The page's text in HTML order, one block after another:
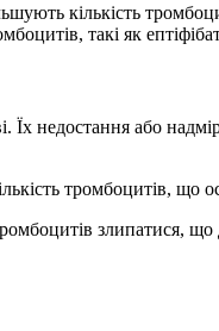
кількість
такі як
Їх недостання або
тромбоцитів, що
злипатися,